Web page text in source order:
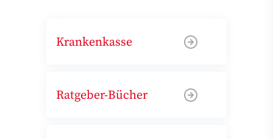
Krankenkasse
Ratgeber-Bücher